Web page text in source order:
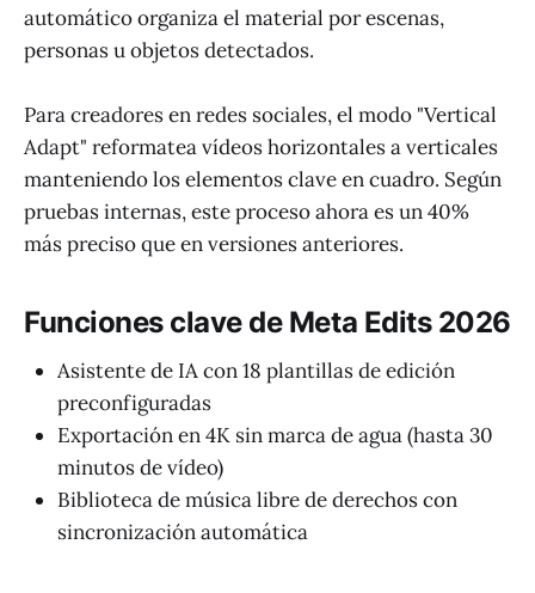
automático organiza el material por escenas,
personas u objetos detectados.
Para creadores en redes sociales, el modo "Vertical
Adapt" reformatea vídeos horizontales a verticales
manteniendo los elementos clave en cuadro. Según
pruebas internas, este proceso ahora es un 40%
más preciso que en versiones anteriores.
Funciones clave de Meta Edits 2026
Asistente de IA con 18 plantillas de edición
preconfiguradas
Exportación en 4K sin marca de agua (hasta 30
minutos de vídeo)
Biblioteca de música libre de derechos con
sincronización automática